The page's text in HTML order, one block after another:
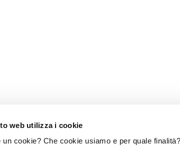
web utilizza i cookie
un cookie? Che cookie usiamo e per quale